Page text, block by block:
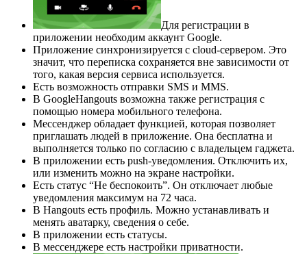
Для регистрации в
приложении необходим аккаунт Google.
Приложение синхронизируется с cloud-сервером. Это
значит, что переписка сохраняется вне зависимости от
того, какая версия сервиса используется.
Есть возможность отправки SMS и MMS.
В GoogleHangouts возможна также регистрация с
помощью номера мобильного телефона.
Мессенджер обладает функцией, которая позволяет
приглашать людей в приложение. Она бесплатна и
выполняется только по согласию с владельцем гаджета.
В приложении есть push-уведомления. Отключить их,
или изменить можно на экране настройки.
Есть статус “Не беспокоить”. Он отключает любые
уведомления максимум на 72 часа.
В Hangouts есть профиль. Можно устанавливать и
менять аватарку, сведения о себе.
В приложении есть статусы.
В мессенджере есть настройки приватности.